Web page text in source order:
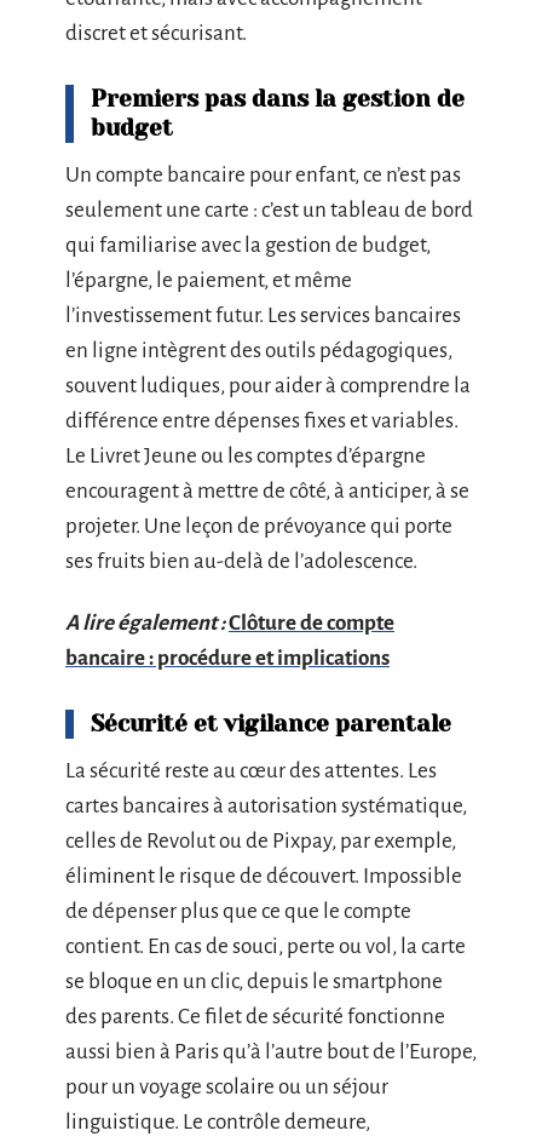
discret et sécurisant.
Premiers pas dans la gestion de
budget
Un compte bancaire pour enfant, ce n’est pas
seulement une carte : c’est un tableau de bord
qui familiarise avec la gestion de budget,
l’épargne, le paiement, et même
l’investissement futur. Les services bancaires
en ligne intègrent des outils pédagogiques,
souvent ludiques, pour aider à comprendre la
différence entre dépenses fixes et variables.
Le Livret Jeune ou les comptes d’épargne
encouragent à mettre de côté, à anticiper, à se
projeter. Une leçon de prévoyance qui porte
ses fruits bien au-delà de l’adolescence.
A lire également :Clôture de compte
bancaire : procédure et implications
Sécurité et vigilance parentale
La sécurité reste au cœur des attentes. Les
cartes bancaires à autorisation systématique,
celles de Revolut ou de Pixpay, par exemple,
éliminent le risque de découvert. Impossible
de dépenser plus que ce que le compte
contient. En cas de souci, perte ou vol, la carte
se bloque en un clic, depuis le smartphone
des parents. Ce filet de sécurité fonctionne
aussi bien à Paris qu’à l’autre bout de l’Europe,
pour un voyage scolaire ou un séjour
linguistique. Le contrôle demeure,